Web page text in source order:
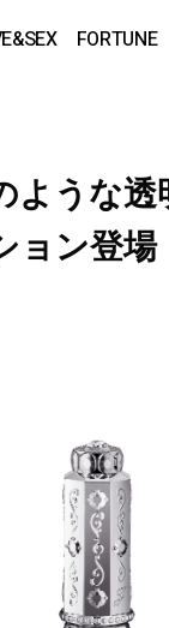
FORTUNE
ような透
ョン登場